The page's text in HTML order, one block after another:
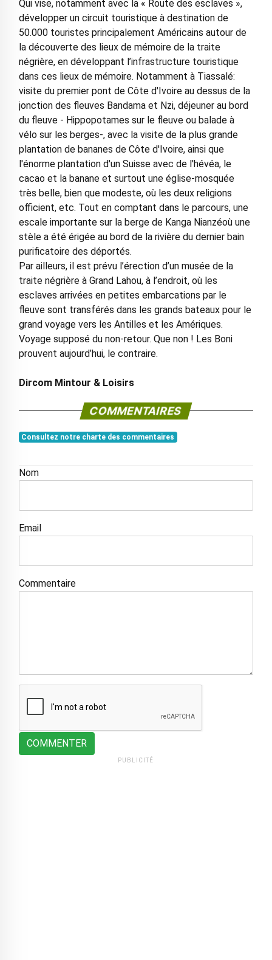
Qui vise, notamment avec la « Route des esclaves »,
développer un circuit touristique à destination de
50.000 touristes principalement Américains autour de
la découverte des lieux de mémoire de la traite
négrière, en développant l’infrastructure touristique
dans ces lieux de mémoire. Notamment à Tiassalé:
visite du premier pont de Côte d'Ivoire au dessus de la
jonction des fleuves Bandama et Nzi, déjeuner au bord
du fleuve - Hippopotames sur le fleuve ou balade à
vélo sur les berges-, avec la visite de la plus grande
plantation de bananes de Côte d'Ivoire, ainsi que
l'énorme plantation d'un Suisse avec de l'hévéa, le
cacao et la banane et surtout une église-mosquée
très belle, bien que modeste, où les deux religions
officient, etc. Tout en comptant dans le parcours, une
escale importante sur la berge de Kanga Nianzéoù une
stèle a été érigée au bord de la rivière du dernier bain
purificatoire des déportés.
Par ailleurs, il est prévu l’érection d’un musée de la
traite négrière à Grand Lahou, à l’endroit, où les
esclaves arrivées en petites embarcations par le
fleuve sont transférés dans les grands bateaux pour le
grand voyage vers les Antilles et les Amériques.
Voyage supposé du non-retour. Que non ! Les Boni
prouvent aujourd’hui, le contraire.
Dircom Mintour & Loisirs
COMMENTAIRES
Consultez notre charte des commentaires
Nom
Email
Commentaire
COMMENTER
PUBLICITÉ